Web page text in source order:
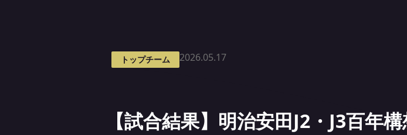
トップチーム 2026.05.17
【試合結果】明治安田J2・J3百年